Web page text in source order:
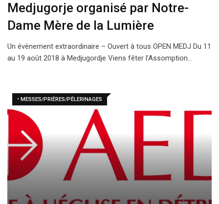
Medjugorje organisé par Notre-
Dame Mère de la Lumière
Un évènement extraordinaire – Ouvert à tous OPEN MEDJ Du 11
au 19 août 2018 à Medjugordje Viens fêter l’Assomption…
• MESSES/PRIÈRES/PÈLERINAGES